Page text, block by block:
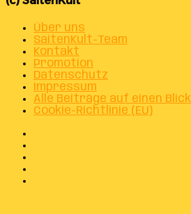
Über uns
SaitenKult-Team
Kontakt
Promotion
Datenschutz
Impressum
Alle Beiträge auf einen Blick
Cookie-Richtlinie (EU)